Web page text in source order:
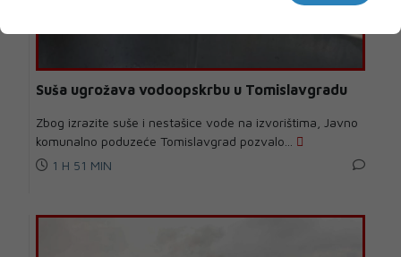
Suša ugrožava vodoopskrbu u Tomislavgradu
Zbog izrazite suše i nestašice vode na izvorištima, Javno
komunalno poduzeće Tomislavgrad pozvalo...
1 H 51 MIN